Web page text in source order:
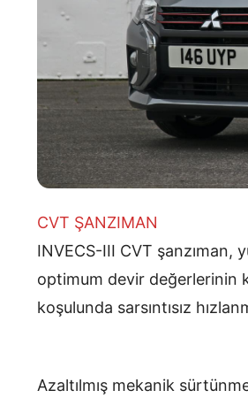
CVT ŞANZIMAN
INVECS-III CVT şanzıman,
optimum devir değerlerinin
koşulunda sarsıntısız
Azaltılmış mekanik